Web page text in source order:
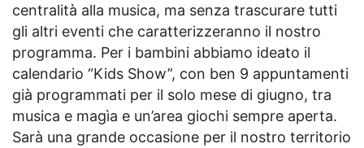
centralità alla musica, ma senza trascurare tutti
gli altri eventi che caratterizzeranno il nostro
programma. Per i bambini abbiamo ideato il
calendario “Kids Show”, con ben 9 appuntamenti
già programmati per il solo mese di giugno, tra
musica e magìa e un’area giochi sempre aperta.
Sarà una grande occasione per il nostro territorio